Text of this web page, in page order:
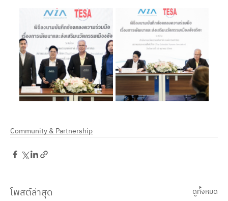
Community & Partnership
โพสต์ล่าสุด ดูทั้งหมด